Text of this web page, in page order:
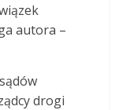
autora –
drogi